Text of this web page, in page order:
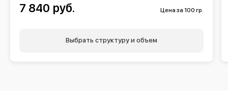
7 840 руб. Цена за 100 гр.
Выбрать структуру и объем